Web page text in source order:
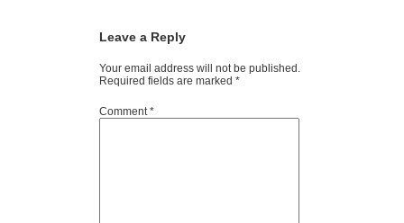
Leave a Reply
Your email address will not be published.
Required fields are marked *
Comment*